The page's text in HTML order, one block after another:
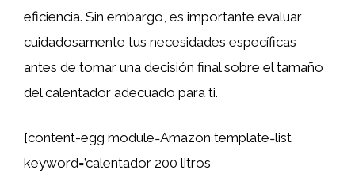
eficiencia. Sin embargo, es importante evaluar
cuidadosamente tus necesidades específicas
antes de tomar una decisión final sobre el tamaño
del calentador adecuado para ti.
[content-egg module=Amazon template=list
keyword=’calentador 200 litros